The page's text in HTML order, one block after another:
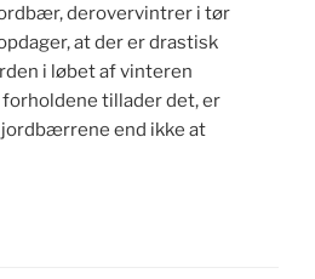
derovervintrer i tør
at der er drastisk
i løbet af vinteren
forholdene tillader det, er
end ikke at